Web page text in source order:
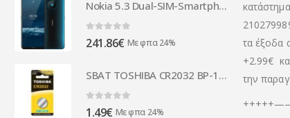
τα έξοδα
+2.99€
την
Nokia 5.3 Dual-SIM-Smartphone Cyan-Green 64GB 6830AA003689
0 out of 5
241.86€ Με φπα 24%
SBAT TOSHIBA CR2032 BP-1C 3V
0 out of 5
1.49€ Με φπα 24%